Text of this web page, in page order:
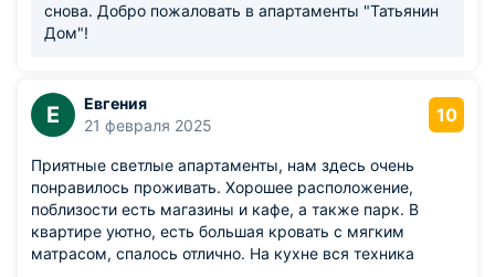
снова. Добро пожаловать в апартаменты "Татьянин
Дом"!
Е
Евгения
21 февраля 2025
10
Приятные светлые апартаменты, нам здесь очень
понравилось проживать. Хорошее расположение,
поблизости есть магазины и кафе, а также парк. В
квартире уютно, есть большая кровать с мягким
матрасом, спалось отлично. На кухне вся техника